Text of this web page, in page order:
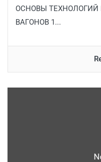
ОСНОВЫ ТЕХНОЛОГИЙ
ВАГОНОВ 1...